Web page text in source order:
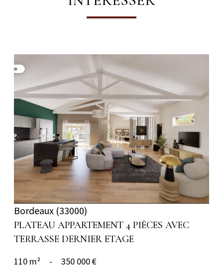
voir le bien
Bordeaux (33000)
PLATEAU APPARTEMENT 4 PIÈCES AVEC
TERRASSE DERNIER ETAGE
110 m² - 350 000 €